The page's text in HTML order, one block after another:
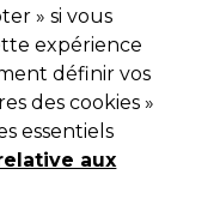
Noir x12
» si vous
expérience
définir vos
des cookies »
essentiels
aux